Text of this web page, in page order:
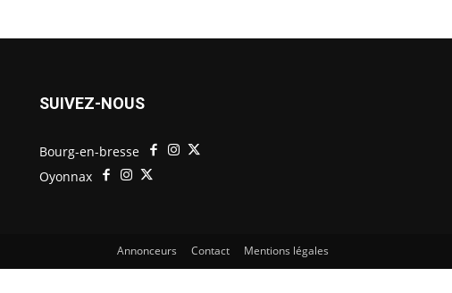
SUIVEZ-NOUS
Bourg-en-bresse
Oyonnax
Annonceurs Contact Mentions légales